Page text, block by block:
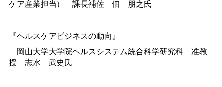
ケア産業担当） 課長補佐佃 朋之氏
『ヘルスケアビジネスの動向』
岡山大学大学院ヘルスシステム統合科学研究科 准教
授 志水 武史氏